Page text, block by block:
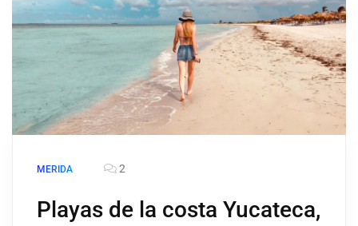
MERIDA 2
Playas de la costa Yucateca,